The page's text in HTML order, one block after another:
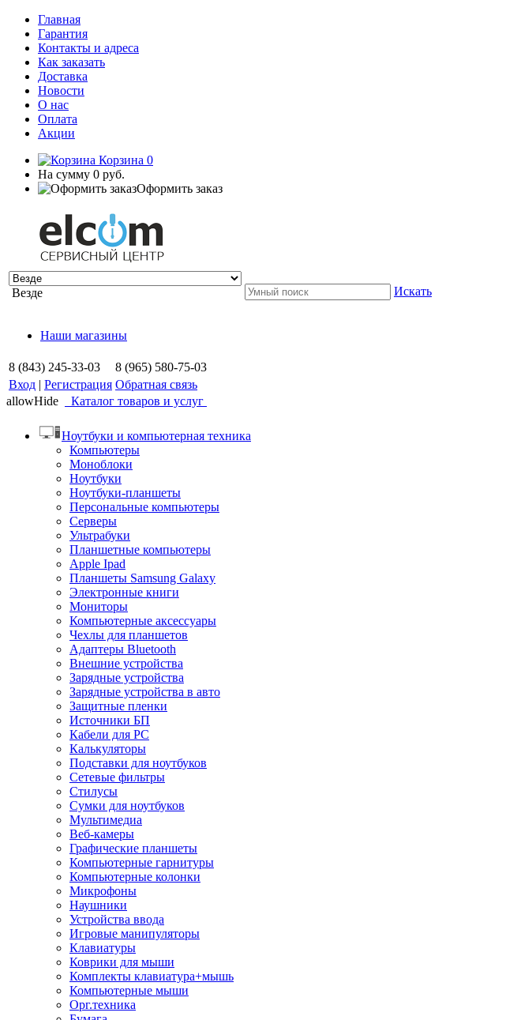
Главная
Гарантия
Контакты и адреса
Как заказать
Доставка
Новости
О нас
Оплата
Акции
Корзина 0
На сумму 0 руб.
Оформить заказ
Везде Искать
Наши магазины
8 (843) 245-33-03
8 (965) 580-75-03
Вход | Регистрация Обратная связь
allowHide
Каталог товаров и услуг
Ноутбуки и компьютерная техника
Компьютеры
Моноблоки
Ноутбуки
Ноутбуки-планшеты
Персональные компьютеры
Серверы
Ультрабуки
Планшетные компьютеры
Apple Ipad
Планшеты Samsung Galaxy
Электронные книги
Мониторы
Компьютерные аксессуары
Чехлы для планшетов
Адаптеры Bluetooth
Внешние устройства
Зарядные устройства
Зарядные устройства в авто
Защитные пленки
Источники БП
Кабели для PC
Калькуляторы
Подставки для ноутбуков
Сетевые фильтры
Стилусы
Сумки для ноутбуков
Мультимедиа
Веб-камеры
Графические планшеты
Компьютерные гарнитуры
Компьютерные колонки
Микрофоны
Наушники
Устройства ввода
Игровые манипуляторы
Клавиатуры
Коврики для мыши
Комплекты клавиатура+мышь
Компьютерные мыши
Орг.техника